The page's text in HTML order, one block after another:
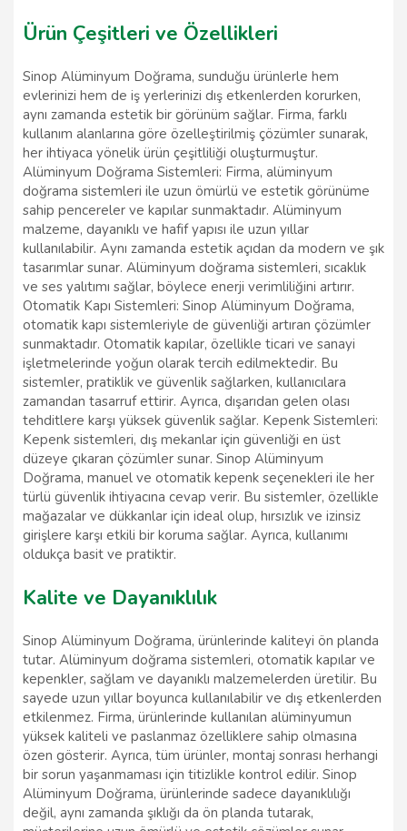
Ürün Çeşitleri ve Özellikleri
Sinop Alüminyum Doğrama, sunduğu ürünlerle hem
evlerinizi hem de iş yerlerinizi dış etkenlerden korurken,
aynı zamanda estetik bir görünüm sağlar. Firma, farklı
kullanım alanlarına göre özelleştirilmiş çözümler sunarak,
her ihtiyaca yönelik ürün çeşitliliği oluşturmuştur.
Alüminyum Doğrama Sistemleri: Firma, alüminyum
doğrama sistemleri ile uzun ömürlü ve estetik görünüme
sahip pencereler ve kapılar sunmaktadır. Alüminyum
malzeme, dayanıklı ve hafif yapısı ile uzun yıllar
kullanılabilir. Aynı zamanda estetik açıdan da modern ve şık
tasarımlar sunar. Alüminyum doğrama sistemleri, sıcaklık
ve ses yalıtımı sağlar, böylece enerji verimliliğini artırır.
Otomatik Kapı Sistemleri: Sinop Alüminyum Doğrama,
otomatik kapı sistemleriyle de güvenliği artıran çözümler
sunmaktadır. Otomatik kapılar, özellikle ticari ve sanayi
işletmelerinde yoğun olarak tercih edilmektedir. Bu
sistemler, pratiklik ve güvenlik sağlarken, kullanıcılara
zamandan tasarruf ettirir. Ayrıca, dışarıdan gelen olası
tehditlere karşı yüksek güvenlik sağlar. Kepenk Sistemleri:
Kepenk sistemleri, dış mekanlar için güvenliği en üst
düzeye çıkaran çözümler sunar. Sinop Alüminyum
Doğrama, manuel ve otomatik kepenk seçenekleri ile her
türlü güvenlik ihtiyacına cevap verir. Bu sistemler, özellikle
mağazalar ve dükkanlar için ideal olup, hırsızlık ve izinsiz
girişlere karşı etkili bir koruma sağlar. Ayrıca, kullanımı
oldukça basit ve pratiktir.
Kalite ve Dayanıklılık
Sinop Alüminyum Doğrama, ürünlerinde kaliteyi ön planda
tutar. Alüminyum doğrama sistemleri, otomatik kapılar ve
kepenkler, sağlam ve dayanıklı malzemelerden üretilir. Bu
sayede uzun yıllar boyunca kullanılabilir ve dış etkenlerden
etkilenmez. Firma, ürünlerinde kullanılan alüminyumun
yüksek kaliteli ve paslanmaz özelliklere sahip olmasına
özen gösterir. Ayrıca, tüm ürünler, montaj sonrası herhangi
bir sorun yaşanmaması için titizlikle kontrol edilir. Sinop
Alüminyum Doğrama, ürünlerinde sadece dayanıklılığı
değil, aynı zamanda şıklığı da ön planda tutarak,